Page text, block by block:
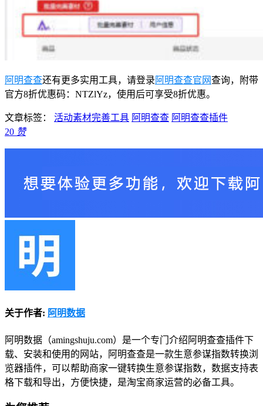
阿明查查还有更多实用工具，请登录 阿明查查官网查询，附带
官方8折优惠码：NTZlYz，使用后可享受8折优惠。
文章标签： 活动素材完善工具 阿明查查 阿明查查插件
20 赞
关于作者: 阿明数据
阿明数据（amingshuju.com）是一个专门介绍阿明查查插件下
载、安装和使用的网站，阿明查查是一款生意参谋指数转换浏
览器插件，可以帮助商家一键转换生意参谋指数，数据支持表
格下载和导出，方便快捷，是淘宝商家运营的必备工具。